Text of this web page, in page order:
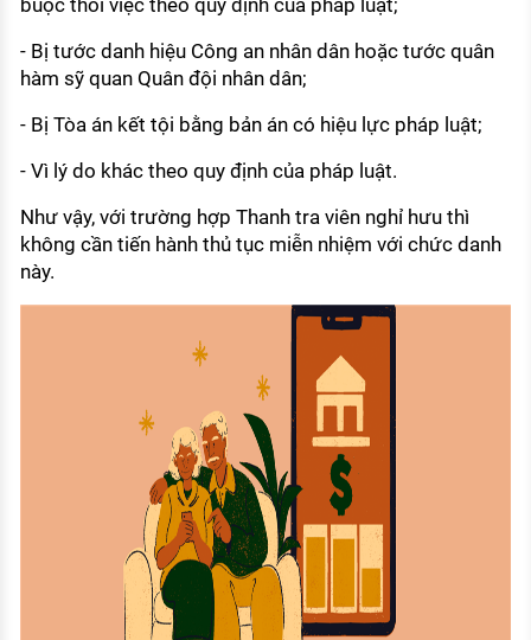
buộc thôi việc theo quy định của pháp luật;
- Bị tước danh hiệu Công an nhân dân hoặc tước quân
hàm sỹ quan Quân đội nhân dân;
- Bị Tòa án kết tội bằng bản án có hiệu lực pháp luật;
- Vì lý do khác theo quy định của pháp luật.
Như vậy, với trường hợp Thanh tra viên nghỉ hưu thì
không cần tiến hành thủ tục miễn nhiệm với chức danh
này.